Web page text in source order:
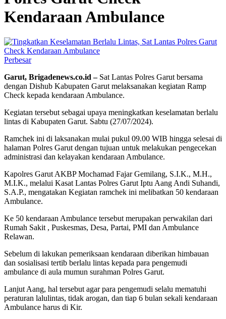
Kendaraan Ambulance
Perbesar
Garut, Brigadenews.co.id –Sat Lantas Polres Garut bersama
dengan Dishub Kabupaten Garut melaksanakan kegiatan Ramp
Check kepada kendaraan Ambulance.
Kegiatan tersebut sebagai upaya meningkatkan keselamatan berlalu
lintas di Kabupaten Garut. Sabtu (27/07/2024).
Ramchek ini di laksanakan mulai pukul 09.00 WIB hingga selesai di
halaman Polres Garut dengan tujuan untuk melakukan pengecekan
administrasi dan kelayakan kendaraan Ambulance.
Kapolres Garut AKBP Mochamad Fajar Gemilang, S.I.K., M.H.,
M.I.K., melalui Kasat Lantas Polres Garut Iptu Aang Andi Suhandi,
S.A.P., mengatakan Kegiatan ramchek ini melibatkan 50 kendaraan
Ambulance.
Ke 50 kendaraan Ambulance tersebut merupakan perwakilan dari
Rumah Sakit , Puskesmas, Desa, Partai, PMI dan Ambulance
Relawan.
Sebelum di lakukan pemeriksaan kendaraan diberikan himbauan
dan sosialisasi tertib berlalu lintas kepada para pengemudi
ambulance di aula mumun surahman Polres Garut.
Lanjut Aang, hal tersebut agar para pengemudi selalu mematuhi
peraturan lalulintas, tidak arogan, dan tiap 6 bulan sekali kendaraan
Ambulance harus di Kir.